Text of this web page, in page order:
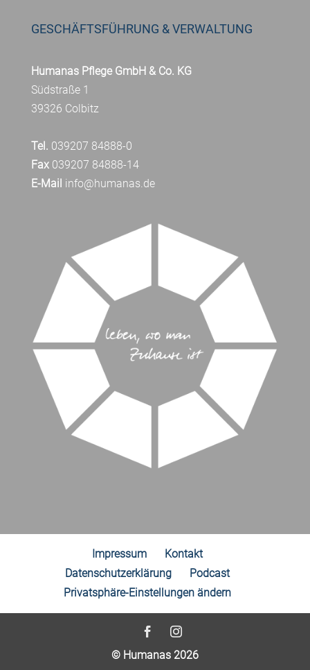
GESCHÄFTSFÜHRUNG & VERWALTUNG
Humanas Pflege GmbH & Co. KG
Südstraße 1
39326 Colbitz
Tel. 039207 84888-0
Fax039207 84888-14
E-Mail info@humanas.de
Impressum
Kontakt
Datenschutzerklärung
Podcast
Privatsphäre-Einstellungen ändern
© Humanas 2026